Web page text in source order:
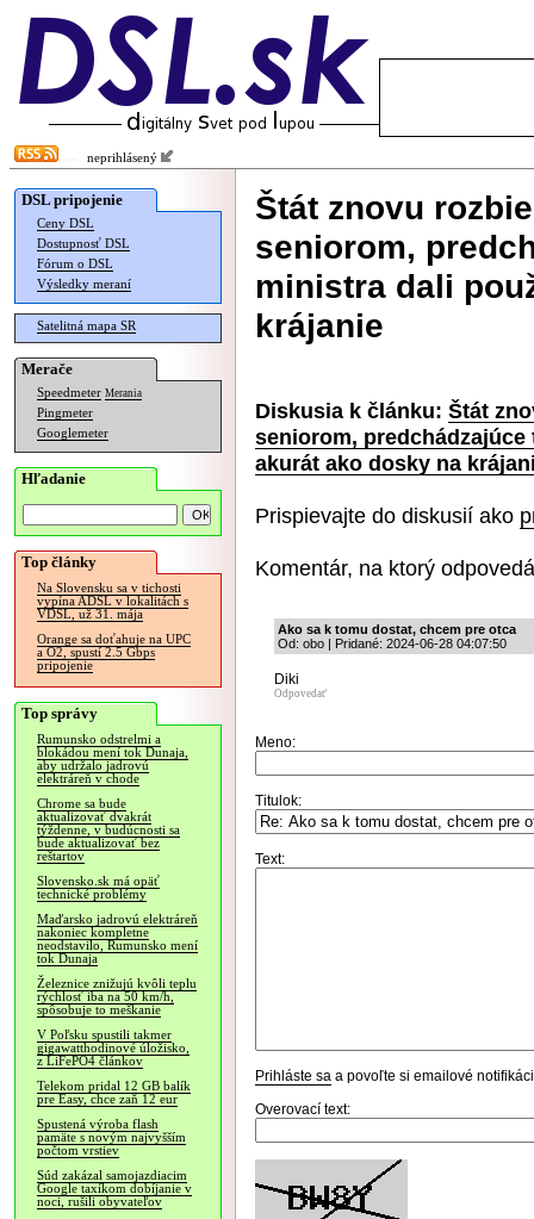
neprihlásený
DSL pripojenie
Ceny DSL
Dostupnosť DSL
Fórum o DSL
Výsledky meraní
Satelitná mapa SR
Merače
Speedmeter Merania
Pingmeter
Googlemeter
Hľadanie
Top články
Na Slovensku sa v tichosti
vypína ADSL v lokalitách s
VDSL, už 31. mája
Orange sa doťahuje na UPC
a O2, spustí 2.5 Gbps
pripojenie
Top správy
Rumunsko odstrelmi a
blokádou mení tok Dunaja,
aby udržalo jadrovú
elektráreň v chode
Chrome sa bude
aktualizovať dvakrát
týždenne, v budúcnosti sa
bude aktualizovať bez
reštartov
Slovensko.sk má opäť
technické problémy
Maďarsko jadrovú elektráreň
nakoniec kompletne
neodstavilo, Rumunsko mení
tok Dunaja
Železnice znižujú kvôli teplu
rýchlosť iba na 50 km/h,
spôsobuje to meškanie
V Poľsku spustili takmer
gigawatthodinové úložisko,
z LiFePO4 článkov
Telekom pridal 12 GB balík
pre Easy, chce zaň 12 eur
Spustená výroba flash
pamäte s novým najvyšším
počtom vrstiev
Súd zakázal samojazdiacim
Google taxíkom dobíjanie v
noci, rušili obyvateľov
Štát znovu
seniorom,
ministra dali
krájanie
Diskusia k článku: Štát
seniorom,
akurát ako dosky na
Prispievajte do diskusií ako
Komentár, na ktorý
Ako sa k tomu dostat, chcem pre otca
Od: obo | Pridané: 2024-06-28 04:07:50
Diki
Odpovedať
Meno:
Titulok:
Text:
Prihláste sa a povoľte si emailové
Overovací text: